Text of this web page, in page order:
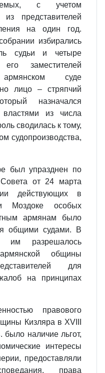
с учетом
представителей
на один год.
избирались
судьи и четыре
заместителей
суде
лицо – стряпчий
назначался
из числа
сводилась к тому,
судопроизводства,
был упразднен по
Совета от 24 марта
действующих в
Моздоке особых
армянам было
общими судами. В
им разрешалось
общины
для
на принципах
правового
Кизляра в XVIII
наличие льгот,
интересы
предоставляли
права